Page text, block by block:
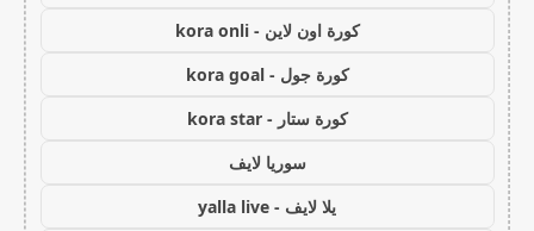
كورة اون لاين - kora onli
كورة جول - kora goal
كورة ستار - kora star
سوريا لايف
يلا لايف - yalla live